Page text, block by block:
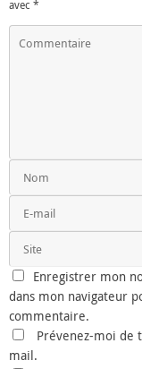
avec *
Enregistrer mon
dans mon navigateur
commentaire.
Prévenez-moi de
mail.